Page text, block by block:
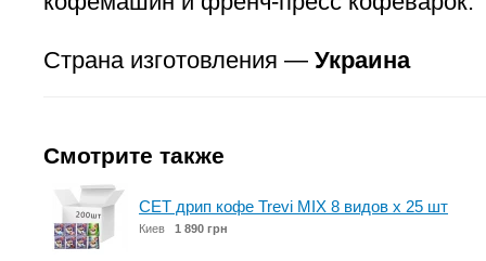
Страна изготовления — Украина
Смотрите также
СЕТ дрип кофе Trevi MIX 8 видов x 25 шт
Киев 1 890 грн